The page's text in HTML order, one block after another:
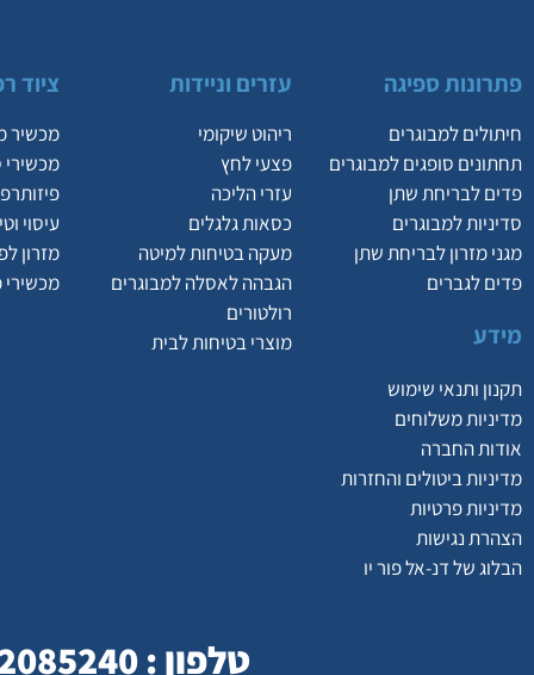
פתרונות ספיגה
חיתולים למבוגרים
תחתונים סופגים למבוגרים
פדים לבריחת שתן
סדיניות למבוגרים
מגני מזרון לבריחת שתן
פדים לגברים
מידע
תקנון ותנאי שימוש
מדיניות משלוחים
אודות החברה
מדיניות ביטולים והחזרות
מדיניות פרטיות
הצהרת נגישות
הבלוג של דנ-אל פור יו
עזרים וניידות
ריהוט שיקומי
פצעי לחץ
עזרי הליכה
כסאות גלגלים
מעקה בטיחות למיטה
הגבהה לאסלה למבוגרים
רולטורים
מוצרי בטיחות לבית
ציוד
מכשיר
עיסוי
מזרון
טלפון : 077-2085240 | כתובת : המסילה 23 , נשר